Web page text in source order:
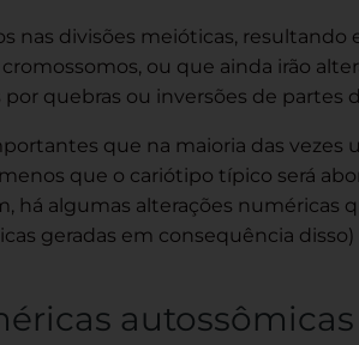
nas divisões meióticas,
ou que ainda irão
quebras ou inversões de partes
que na maioria das
que o cariótipo típico será
há algumas alterações numéricas
geradas em consequência
autossômicas